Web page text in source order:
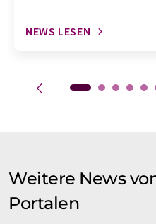
NEWS LESEN
Weitere News
Portalen